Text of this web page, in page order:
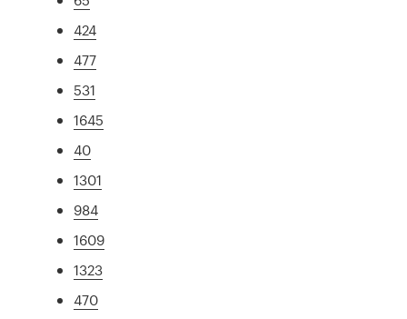
424
477
531
1645
40
1301
984
1609
1323
470